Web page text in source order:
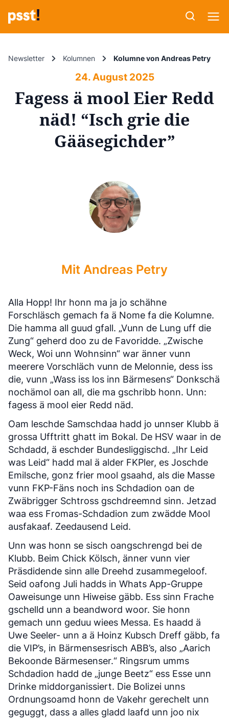
Newsletter Kolumnen Kolumne von Andreas Petry
24. August 2025
Fagess ä mool Eier Redd
näd! “Isch grie die
Gääsegichder”
Mit Andreas Petry
Alla Hopp! Ihr honn ma ja jo schähne
Forschläsch gemach fa ä Nome fa die Kolumne.
Die hamma all guud gfall. „Vunn de Lung uff die
Zung“ geherd doo zu de Favoridde. „Zwische
Weck, Woi unn Wohnsinn“ war änner vunn
meerere Vorschläch vunn de Melonnie, dess iss
die, vunn „Wass iss los inn Bärmesens“ Donkschä
nochämol oan all, die ma gschribb honn. Unn:
fagess ä mool eier Redd näd.
Oam leschde Samschdaa hadd jo unnser Klubb ä
grossa Ufftritt ghatt im Bokal. De HSV waar in de
Schdadd, ä eschder Bundesliggischd. „Ihr Leid
was Leid“ hadd mal ä alder FKPler, es Joschde
Emilsche, gonz frier mool gsaahd, als die Masse
vunn FKP-Fäns noch ins Schdadion oan de
Zwäbrigger Schtross gschdreemnd sinn. Jetzad
waa ess Fromas-Schdadion zum zwädde Mool
ausfakaaf. Zeedausend Leid.
Unn was honn se sisch oangschrengd bei de
Klubb. Beim Chick Kölsch, änner vunn vier
Präsdidende sinn alle Dreehd zusammegeloof.
Seid oafong Juli hadds in Whats App-Gruppe
Oaweisunge unn Hiweise gäbb. Ess sinn Frache
gschelld unn a beandword woor. Sie honn
gemach unn geduu wiees Messa. Es haadd ä
Uwe Seeler- unn a ä Hoinz Kubsch Dreff gäbb, fa
die VIP’s, in Bärmensesrisch ABB’s, also „Aarich
Bekoonde Bärmesenser.“ Ringsrum umms
Schdadion hadd de „junge Beetz“ ess Esse unn
Drinke middorganissiert. Die Bolizei unns
Ordnungsoamd honn de Vakehr gerechelt unn
geguggt, dass a alles gladd laafd unn joo nix